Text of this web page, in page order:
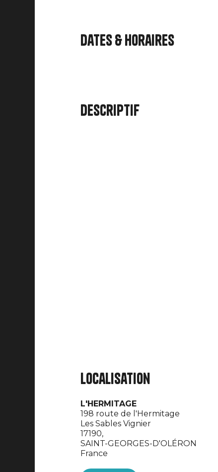
Dates & horaires
Descriptif
Localisation
L'HERMITAGE
198 route de l'Hermitage
Les Sables Vignier
17190,
SAINT-GEORGES-D'OLÉRON
France